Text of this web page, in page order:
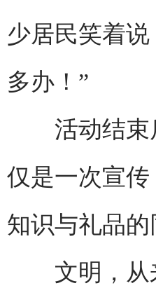
少居民笑着
多办！”
活动结束后
仅是一次宣
知识与礼品
文明，从来